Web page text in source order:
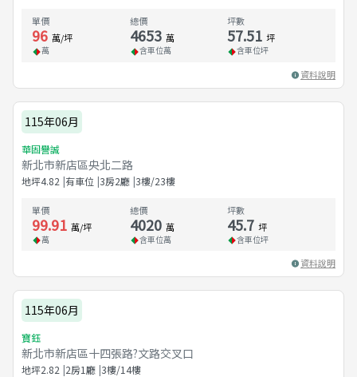
單價
96 萬/坪
萬
總價
4653 萬
含車位萬
坪數
57.51 坪
含車位坪
資料說明
115年06月
華固譽誠
新北市新店區央北二路
地坪4.82 有車位 3房2廳 3樓/23樓
單價
99.91 萬/坪
萬
總價
4020 萬
含車位萬
坪數
45.7 坪
含車位坪
資料說明
115年06月
寶鈺
新北市新店區十四張路?文路交叉口
地坪2.82 2房1廳 3樓/14樓